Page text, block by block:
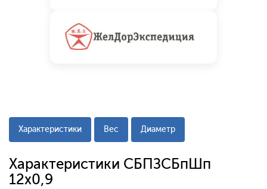
Характеристики Вес Диаметр
Характеристики СБПЗСБпШп
12x0,9